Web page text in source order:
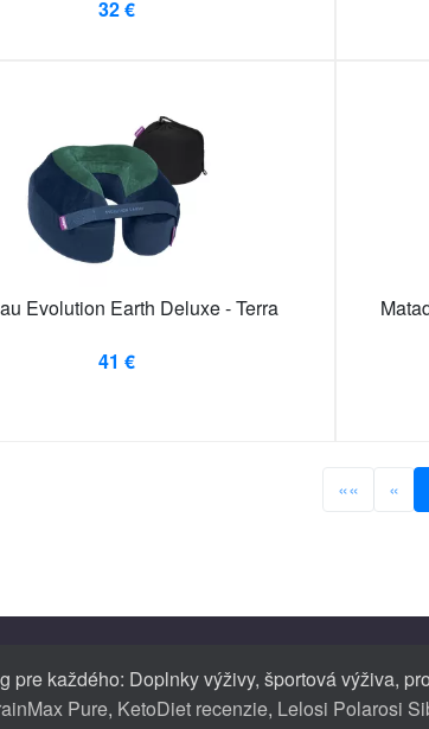
32 €
Evolution Earth Deluxe - Terra
41 €
«« «
pre každého: Doplnky výživy, športová výživa,
Pure, KetoDiet recenzie, Lelosi Polarosi